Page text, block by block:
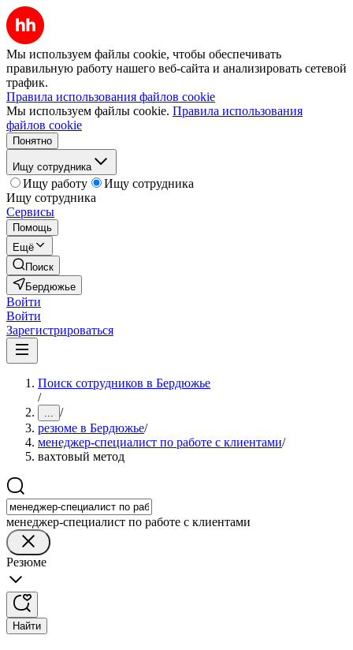
Мы используем файлы cookie, чтобы обеспечивать
правильную работу нашего веб-сайта и анализировать сетевой
трафик.
Правила использования файлов cookie
Мы используем файлы cookie. Правила использования
файлов cookie
Понятно
Ищу сотрудника
Ищу работу
Ищу сотрудника
Ищу сотрудника
Сервисы
Помощь
Ещё
Поиск
Бердюжье
Войти
Войти
Зарегистрироваться
Поиск сотрудников в Бердюжье
/
... /
резюме в Бердюжье/
менеджер-специалист по работе с клиентами/
вахтовый метод
менеджер-специалист по работе с клиентами
Резюме
Найти